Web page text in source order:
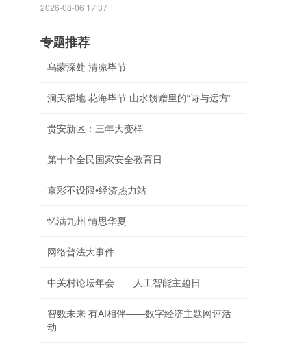
2026-08-06 17:37
专题推荐
乌蒙深处 清凉毕节
洞天福地 花海毕节 山水馈赠里的“诗与远方”
贵安新区：三年大变样
第十个全民国家安全教育日
京彩不设限•经济热力站
忆满九州 情思华夏
网络普法大事件
中关村论坛年会——人工智能主题日
智数未来 有AI相伴——数字经济主题网评活
动